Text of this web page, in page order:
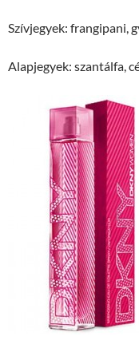
Szívjegyek: frangipani,
Alapjegyek: szantálfa,